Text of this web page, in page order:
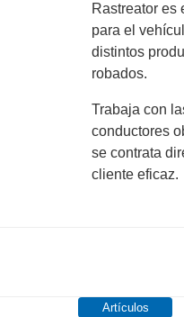
Rastreator es
para el
distintos
robados.
Trabaja con
conductores
se contrata
cliente eficaz.